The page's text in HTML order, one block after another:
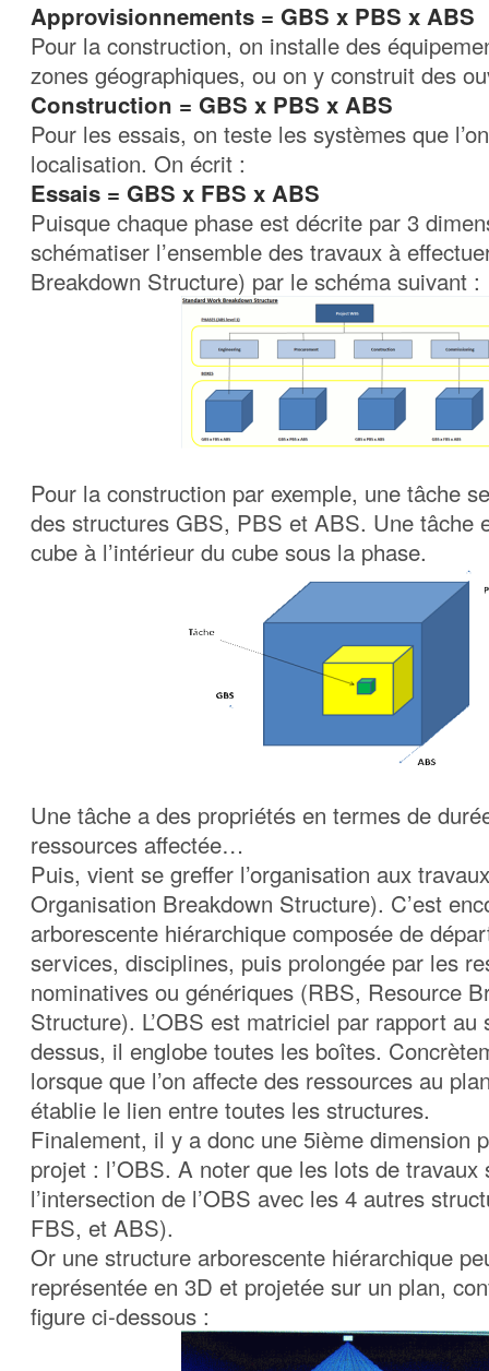
Approvisionnements = GBS x PBS x ABS
Pour la construction, on installe des
zones géographiques, ou on y construit des
Construction = GBS x PBS x ABS
Pour les essais, on teste les systèmes que
localisation. On écrit :
Essais = GBS x FBS x ABS
Puisque chaque phase est décrite par 3
schématiser l’ensemble des travaux à
Breakdown Structure) par le schéma suivant :
Pour la construction par exemple, une tâche
des structures GBS, PBS et ABS. Une tâche
cube à l’intérieur du cube sous la phase.
Une tâche a des propriétés en termes de
ressources affectée…
Puis, vient se greffer l’organisation aux
Organisation Breakdown Structure). C’est
arborescente hiérarchique composée de
services, disciplines, puis prolongée par les
nominatives ou génériques (RBS, Resource
Structure). L’OBS est matriciel par rapport au
dessus, il englobe toutes les boîtes.
lorsque que l’on affecte des ressources au
établie le lien entre toutes les structures.
Finalement, il y a donc une 5ième dimension
projet : l’OBS. A noter que les lots de travaux
l’intersection de l’OBS avec les 4 autres
FBS, et ABS).
Or une structure arborescente hiérarchique
représentée en 3D et projetée sur un plan,
figure ci-dessous :